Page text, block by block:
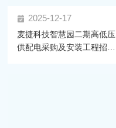
2025-12-17
麦捷科技智慧园二期高低压
供配电采购及安装工程招标